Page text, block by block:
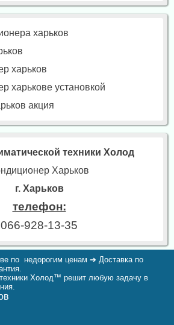
харьков
харьков
харькове установкой
акция
техники Холод
Харьков
г. Харьков
телефон:
066-928-13-35
по недорогим ценам ➔ Доставка по
техники Холод™ решит любую задачу в